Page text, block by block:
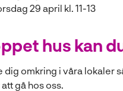
29 april kl. 11-13
hus kan
dig omkring i våra lokaler
att gå hos oss.